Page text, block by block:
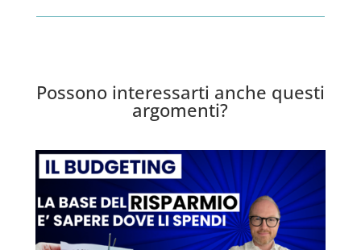
Possono interessarti anche questi
argomenti?